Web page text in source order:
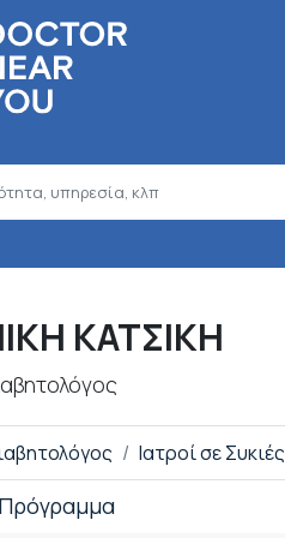
ΚΑΤΣΙΚΗ
Ιατροί σε Συκιές
Πρόγραμμα